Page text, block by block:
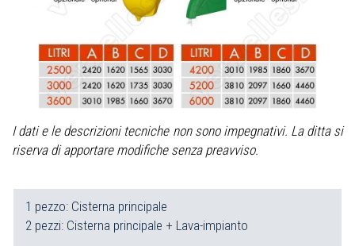
I dati e le descrizioni tecniche non sono impegnativi. La ditta si
riserva di apportare modifiche senza preavviso.
1 pezzo: Cisterna principale
2 pezzi: Cisterna principale + Lava-impianto